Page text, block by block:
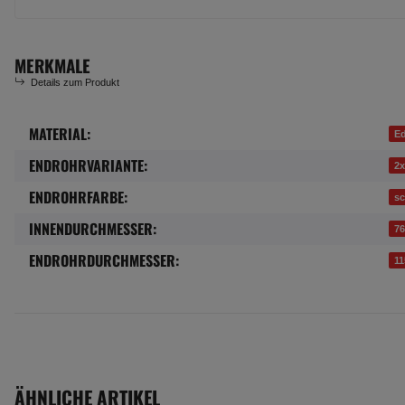
MERKMALE
Details zum Produkt
Produkteigenschaft
Wert
MATERIAL:
ENDROHRVARIANTE:
ENDROHRFARBE:
INNENDURCHMESSER:
ENDROHRDURCHMESSER:
ÄHNLICHE ARTIKEL